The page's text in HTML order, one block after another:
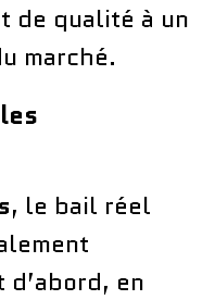
de qualité à un
marché.
, le bail réel
en